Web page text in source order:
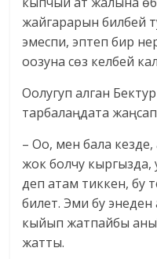
жайгарарын билбей
эмеспи, эптеп бир
оозуна сөз келбей
Оолугуп алган
тарбалаңдата
– Оо, мен бала
жок болчу кыргызда,
деп атам тиккен, бу
билет. Эми бу энеден
кыйып жатпайбы
жатты.